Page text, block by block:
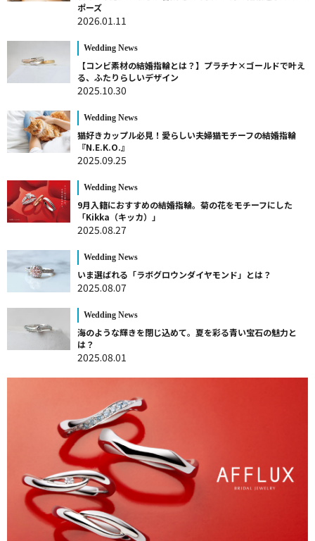
ポーズ
2026.01.11
Wedding News
【コンビ素材の結婚指輪とは？】プラチナ×ゴールドで叶え
る、ふたりらしいデザイン
2025.10.30
Wedding News
猫好きカップル必見！愛らしい夫婦猫モチーフの結婚指輪
『N.E.K.O.』
2025.09.25
Wedding News
9月入籍におすすめの結婚指輪。菊の花をモチーフにした
「Kikka（キッカ）」
2025.08.27
Wedding News
いま選ばれる「ラボグロウンダイヤモンド」とは？
2025.08.07
Wedding News
海のような輝きを閉じ込めて。夏を彩る青い宝石の魅力と
は？
2025.08.01